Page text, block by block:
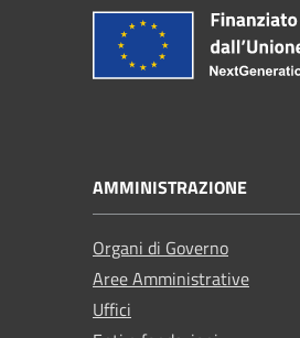
AMMINISTRAZIONE
Organi di Governo
Aree Amministrative
Uffici